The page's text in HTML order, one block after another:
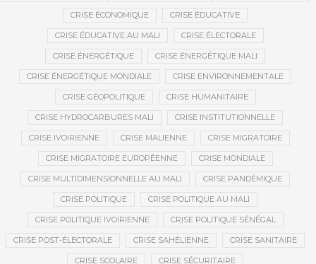
CRISE ÉCONOMIQUE CRISE ÉDUCATIVE
CRISE ÉDUCATIVE AU MALI CRISE ÉLECTORALE
CRISE ÉNERGÉTIQUE CRISE ÉNERGÉTIQUE MALI
CRISE ÉNERGÉTIQUE MONDIALE CRISE ENVIRONNEMENTALE
CRISE GÉOPOLITIQUE CRISE HUMANITAIRE
CRISE HYDROCARBURES MALI CRISE INSTITUTIONNELLE
CRISE IVOIRIENNE CRISE MALIENNE CRISE MIGRATOIRE
CRISE MIGRATOIRE EUROPÉENNE CRISE MONDIALE
CRISE MULTIDIMENSIONNELLE AU MALI CRISE PANDÉMIQUE
CRISE POLITIQUE CRISE POLITIQUE AU MALI
CRISE POLITIQUE IVOIRIENNE CRISE POLITIQUE SÉNÉGAL
CRISE POST-ÉLECTORALE CRISE SAHÉLIENNE CRISE SANITAIRE
CRISE SCOLAIRE CRISE SÉCURITAIRE